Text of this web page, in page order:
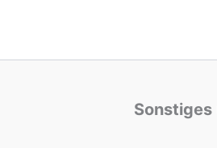
Sonstiges